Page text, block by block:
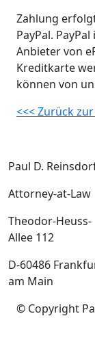
Zahlung
PayPal.
Anbieter von
Kreditkarte
können von
<<< Zurück
Paul D.
Attorney-at-Law
Theodor-Heuss-
Allee 112
D-60486
am Main
© Copyright